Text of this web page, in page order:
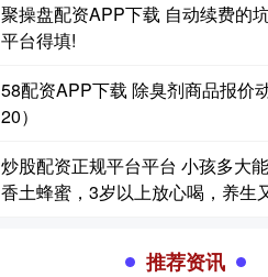
聚操盘配资APP下载 自动续费的
平台得填!
58配资APP下载 除臭剂商品报价
20）
炒股配资正规平台平台 小孩多大
香土蜂蜜，3岁以上放心喝，养生
推荐资讯